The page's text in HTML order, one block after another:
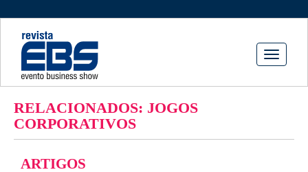
Toggle
RELACIONADOS: JOGOS
CORPORATIVOS
ARTIGOS